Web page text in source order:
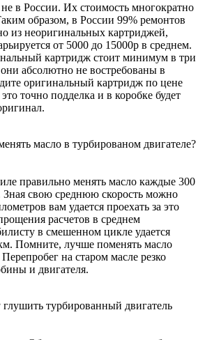
в России. Их стоимость многократно
образом, в России 99% ремонтов
из неоригинальных картриджей,
от 5000 до 15000р в среднем.
картридж стоит минимум в три
абсолютно не востребованы в
оригинальный картридж по цене
точно подделка и в коробке будет
масло в турбированом двигателе?
правильно менять масло каждые 300
Зная свою среднюю скорость можно
вам удается проехать за это
расчетов в среднем
в смешенном цикле удается
Помните, лучше поменять масло
на старом масле резко
и двигателя.
турбированный двигатель